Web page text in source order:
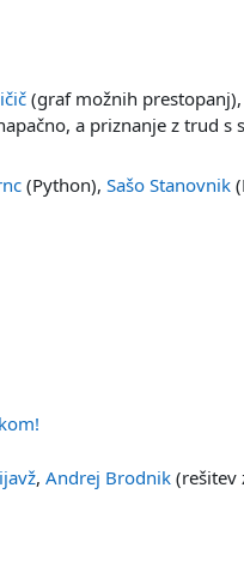
(graf možnih prestopanj),
a priznanje z trud s
(Python), Sašo Stanovnik
, Andrej Brodnik(rešitev